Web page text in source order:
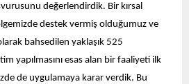
değerlendirdik. Bir kırsal
destek vermiş olduğumuz ve
bahsedilen yaklaşık 525
yapılmasını esas alan bir faaliyeti ilk
de uygulamaya karar verdik. Bu